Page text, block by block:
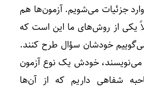
جزئیات می‌شویم. آزمون‌ها هم
یکی از روش‌های ما این است که
خودشان سؤال طرح کنند.
می‌نویسند، خودش یک نوع آزمون
شفاهی داریم که از آن‌ها